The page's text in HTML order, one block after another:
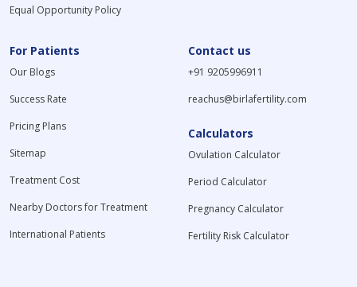
Equal Opportunity Policy
For Patients
Our Blogs
Success Rate
Pricing Plans
Sitemap
Treatment Cost
Nearby Doctors for Treatment
International Patients
Contact us
+91 9205996911
reachus@birlafertility.com
Calculators
Ovulation Calculator
Period Calculator
Pregnancy Calculator
Fertility Risk Calculator